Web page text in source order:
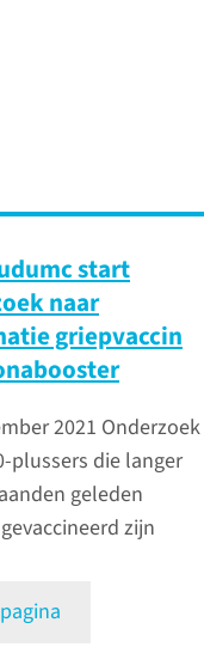
start
naar
griepvaccin
2021 Onderzoek
plussers die langer
geleden
zijn